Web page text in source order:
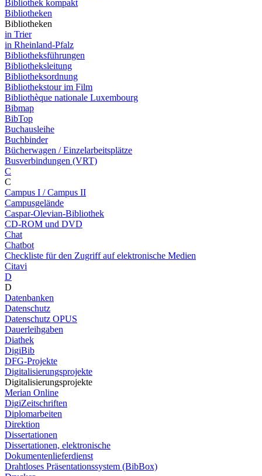
Bibliothek kompakt
Bibliotheken
Bibliotheken
in Trier
in Rheinland-Pfalz
Bibliotheksführungen
Bibliotheksleitung
Bibliotheksordnung
Bibliothekstour im Film
Bibliothèque nationale Luxembourg
Bibmap
BibTop
Buchausleihe
Buchbinder
Bücherwagen / Einzelarbeitsplätze
Busverbindungen (VRT)
C
C
Campus I / Campus II
Campusgelände
Caspar-Olevian-Bibliothek
CD-ROM und DVD
Chat
Chatbot
Checkliste für den Zugriff auf elektronische Medien
Citavi
D
D
Datenbanken
Datenschutz
Datenschutz OPUS
Dauerleihgaben
Diathek
DigiBib
DFG-Projekte
Digitalisierungsprojekte
Digitalisierungsprojekte
Merian Online
DigiZeitschriften
Diplomarbeiten
Direktion
Dissertationen
Dissertationen, elektronische
Dokumentenlieferdienst
Drahtloses Präsentationssystem (BibBox)